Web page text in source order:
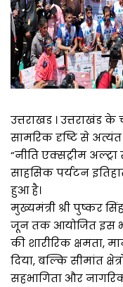
उत्तराखड । उत्तराखंड
सामरिक दृष्टि से
“नीति एक्सट्रीम
साहसिक पर्यटन
हुआ है।
मुख्यमंत्री श्री पुष्कर
जून तक आयोजित इस
की शारीरिक क्षमता,
दिया, बल्कि सीमांत
सहभागिता और